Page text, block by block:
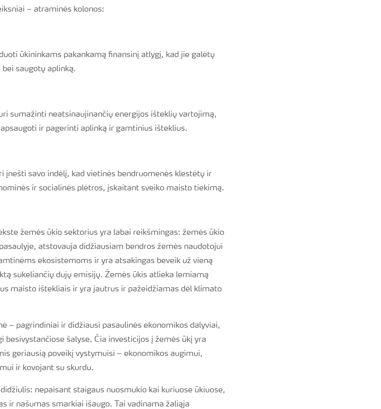
– atraminės kolonos:
ūkininkams pakankamą finansinį atlygį, kad jie galėtų
saugotų aplinką.
sumažinti neatsinaujinančių energijos išteklių vartojimą,
ir pagerinti aplinką ir gamtinius išteklius.
įnešti savo indėlį, kad vietinės bendruomenės klestėtų ir
ir socialinės plėtros, įskaitant sveiko maisto tiekimą.
žemės ūkio sektorius yra labai reikšmingas: žemės ūkio
atstovauja didžiausiam bendros žemės naudotojui
ekosistemoms ir yra atsakingas beveik už vieną
sukeliančių dujų emisijų. Žemės ūkis atlieka lemiamą
maisto ištekliais ir yra jautrus ir pažeidžiamas dėl klimato
– pagrindiniai ir didžiausi pasaulinės ekonomikos dalyviai,
besivystančiose šalyse. Čia investicijos į žemės ūkį yra
geriausią poveikį vystymuisi – ekonomikos augimui,
ir kovojant su skurdu.
nepaisant staigaus nuosmukio kai kuriuose ūkiuose,
ir našumas smarkiai išaugo. Tai vadinama žaliąja